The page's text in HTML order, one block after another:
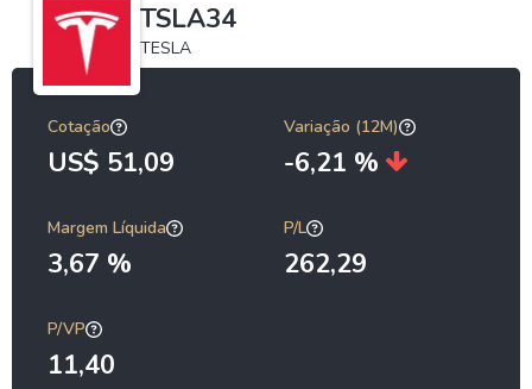
TSLA34
TESLA
Cotação
US$ 51,09
Variação (12M)
-6,21 %
Margem Líquida
3,67 %
P/L
262,29
P/VP
11,40